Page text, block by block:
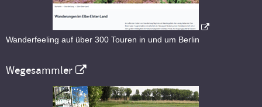
Wanderfeeling auf über 300 Touren in und um Berlin
Wegesammler